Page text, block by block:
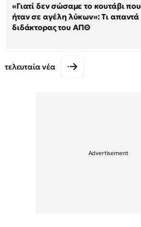
«Γιατί δεν σώσαμε το κουτάβι που
ήταν σε αγέλη λύκων»: Τι απαντά
διδάκτορας του ΑΠΘ
τελευταία νέα